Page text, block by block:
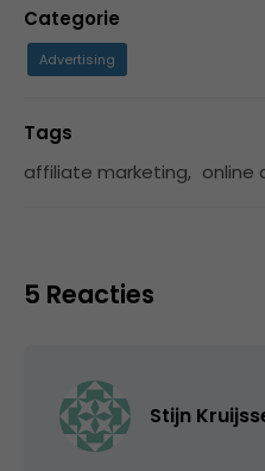
Categorie
Advertising
Tags
affiliate marketing, online
5 Reacties
Stijn